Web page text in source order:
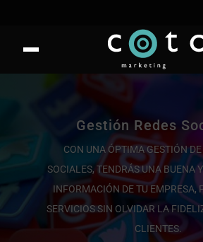
Gestión Redes
CON UNA ÓPTIMA GESTIÓN DE
SOCIALES, TENDRÁS UNA BUENA
INFORMACIÓN DE TU EMPRESA,
SERVICIOS SIN OLVIDAR LA
CLIENTES.